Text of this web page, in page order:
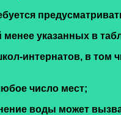
указанных в
интернатов, в
число мест;
воды может